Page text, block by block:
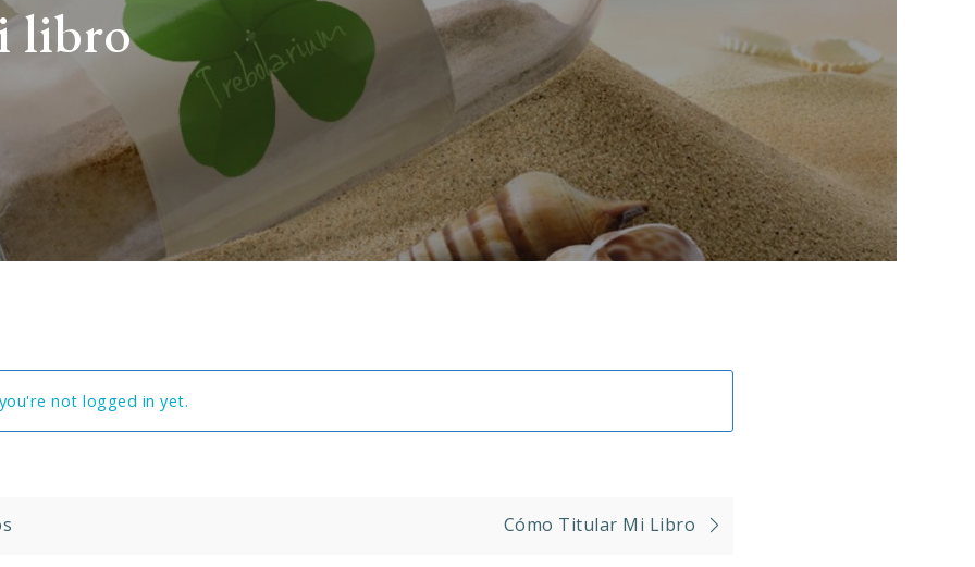
libro
not logged in yet.
Cómo Titular Mi Libro